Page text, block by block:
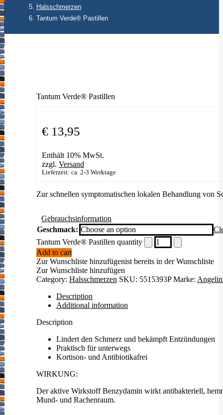
Halsschmerzen
Tantum Verde® Pastillen
Tantum Verde® Pastillen
€ 13,95
Enthält 10% MwSt.
zzgl. Versand
Lieferzeit: ca. 2-3 Werktage
Zur schnellen symptomatischen lokalen Behandlung von
Gebrauchsinformation
Geschmack:
Tantum Verde® Pastillen quantity
Add to cart
Zur Wunschliste hinzufügenist bereits in der Wunschliste
Zur Wunschliste hinzufügen
Category: Halsschmerzen SKU: 5515393P Marke:
Description
Additional information
Description
Lindert den Schmerz und bekämpft Entzündungen
Praktisch für unterwegs
Kortison- und Antibiotikafrei
WIRKUNG:
Der aktive Wirkstoff Benzydamin wirkt antibakteriell,
Mund- und Rachenraum.